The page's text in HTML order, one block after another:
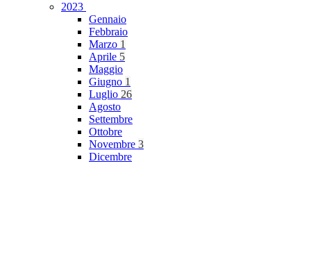
2023
Gennaio
Febbraio
Marzo 1
Aprile 5
Maggio
Giugno 1
Luglio 26
Agosto
Settembre
Ottobre
Novembre 3
Dicembre